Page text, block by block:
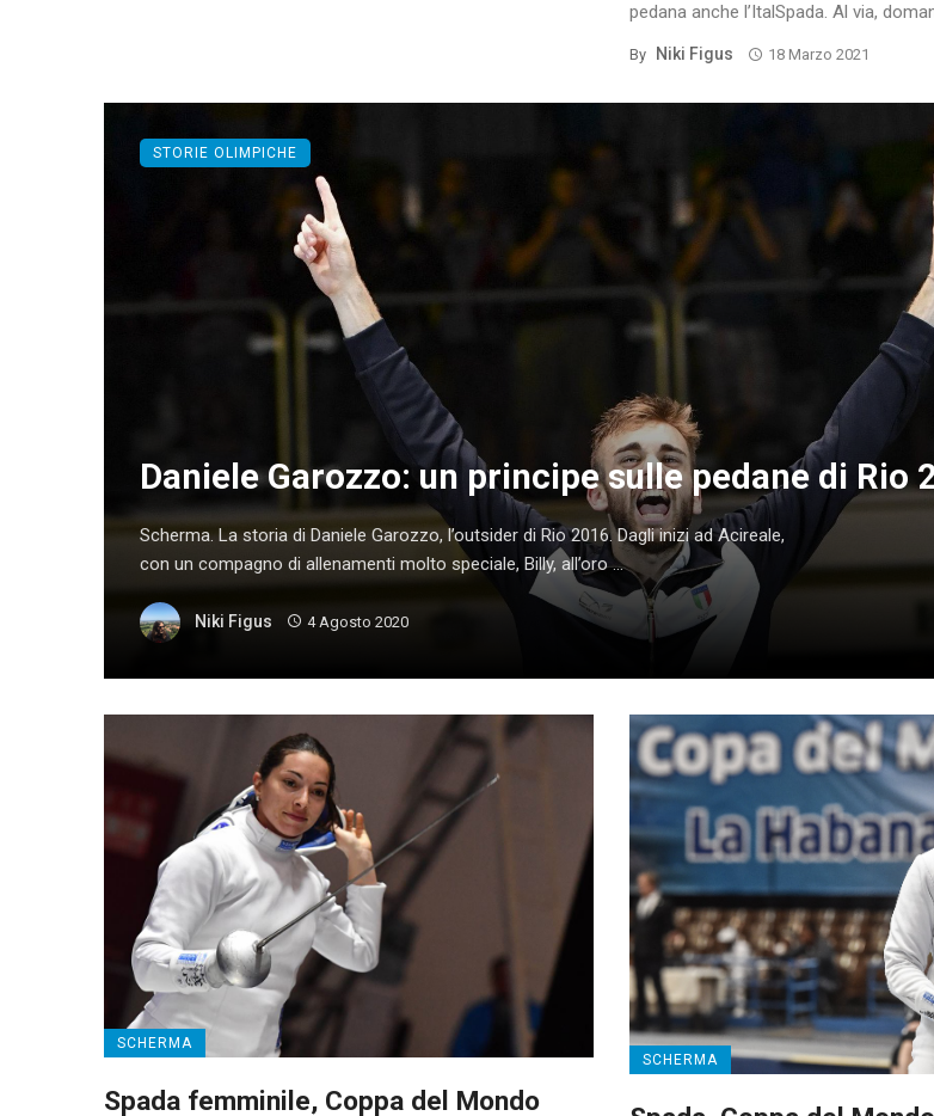
pedana anche l’ItalSpada. Al via,
By Niki Figus 18 Marzo 2021
Daniele Garozzo: un principe sulle pedane di Rio
Scherma. La storia di Daniele Garozzo, l’outsider di Rio 2016. Dagli inizi ad Acireale,
con un compagno di allenamenti molto speciale, Billy, all’oro ...
Niki Figus 4 Agosto 2020
STORIE OLIMPICHE
SCHERMA
Spada femminile, Coppa del Mondo
SCHERMA